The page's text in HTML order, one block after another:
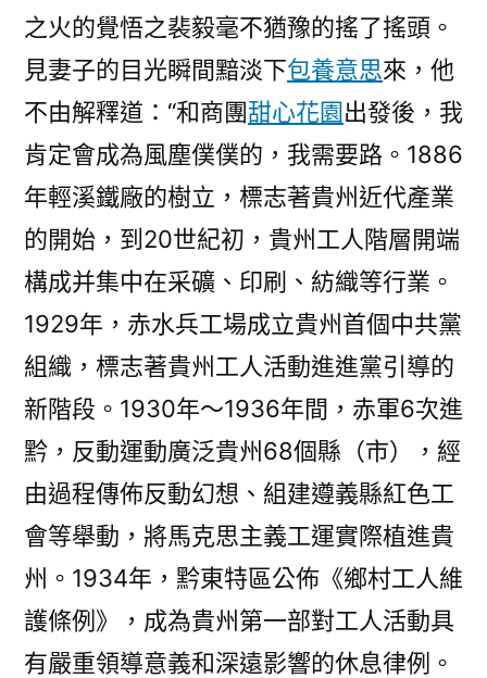
之火的覺悟之裴毅毫不猶豫的搖了搖頭。
見妻子的目光瞬間黯淡下包養意思來，他
不由解釋道：“和商團甜心花園出發後，我
肯定會成為風塵僕僕的，我需要路‌。1886
年輕溪鐵廠的樹立，標志著貴州近代產業
的開始，到20世紀初，貴州工人階層開端
構成并集中在采礦、印刷、紡織等行業。
1929年，赤水兵工場成立貴州首個中共黨
組織，標志著貴州工人活動進進黨引導的
新階段。1930年～1936年間，赤軍6次進
黔，反動運動廣泛貴州68個縣（市），經
由過程傳佈反動幻想、組建遵義縣紅色工
會等舉動，將馬克思主義工運實際植進貴
州。1934年，黔東特區公佈《鄉村工人維
護條例》，成為貴州第一部對工人活動具
有嚴重領導意義和深遠影響的休息律例。